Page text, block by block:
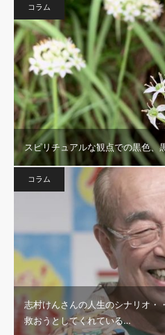
コラム
スピリチュアルな観点での黒色、
コラム
志村けんさんの人生のシナリオ・
救おうとしてくれている…